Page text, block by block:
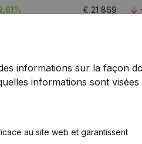
€ 21 869
€ 37 430
informations sur la façon
informations sont
au site web et garantissent